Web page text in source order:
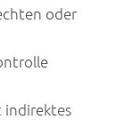
oder
indirektes